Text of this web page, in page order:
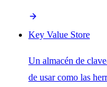
Key Value Store
Un almacén de
de usar como las